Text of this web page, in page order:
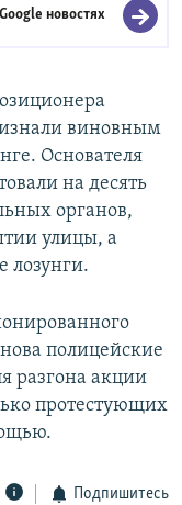
Google новостях
виновным
Основателя
на десять
органов,
улицы, а
лозунги.
полицейские
разгона акции
протестующих
Подпишитесь